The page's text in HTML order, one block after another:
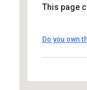
Luise-
This page
Do you own